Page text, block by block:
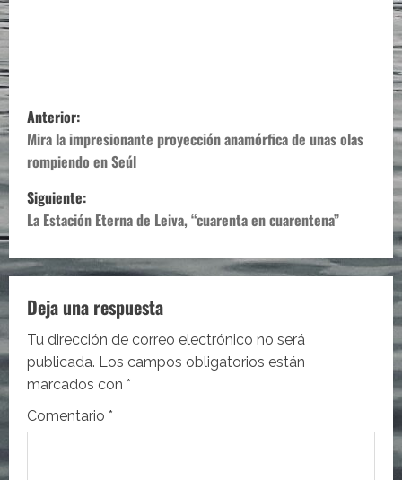
N
a
v
e
g
a
c
i
ó
Anterior:
Mira la impresionante proyección anamórfica de unas olas
rompiendo en Seúl
Siguiente:
La Estación Eterna de Leiva, “cuarenta en cuarentena”
Deja una respuesta
Tu dirección de correo electrónico no será
publicada. Los campos obligatorios están
marcados con *
Comentario *